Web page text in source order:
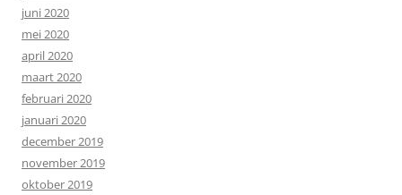
juni 2020
mei 2020
april 2020
maart 2020
februari 2020
januari 2020
december 2019
november 2019
oktober 2019